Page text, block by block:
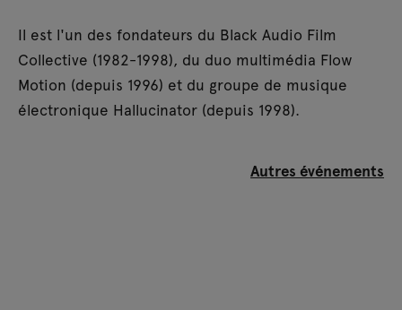
Il est l'un des fondateurs du Black Audio Film
Collective (1982-1998), du duo multimédia Flow
Motion (depuis 1996) et du groupe de musique
électronique Hallucinator (depuis 1998).
Autres événements